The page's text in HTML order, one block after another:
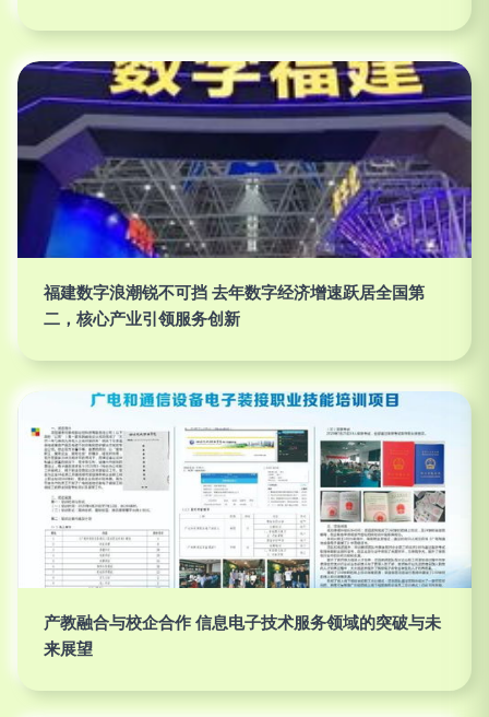
福建数字浪潮锐不可挡 去年数字经济增速跃居全国第
二，核心产业引领服务创新
产教融合与校企合作 信息电子技术服务领域的突破与未
来展望